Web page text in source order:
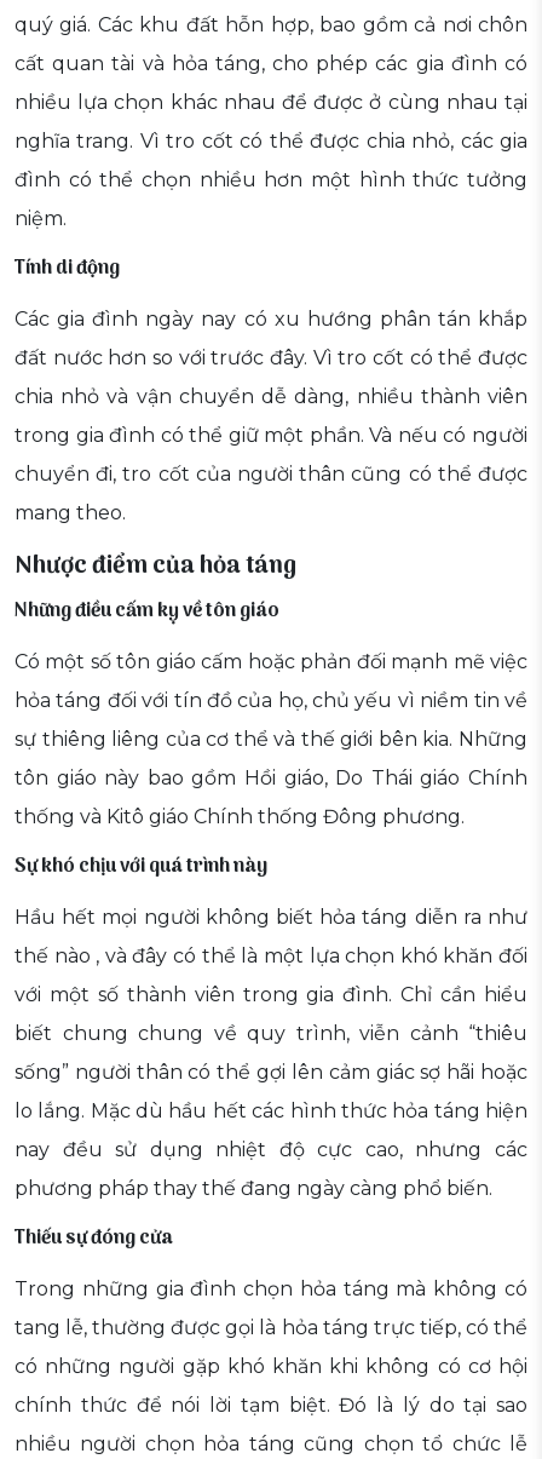
quý giá. Các khu đất hỗn hợp, bao gồm cả nơi chôn
cất quan tài và hỏa táng, cho phép các gia đình có
nhiều lựa chọn khác nhau để được ở cùng nhau tại
nghĩa trang. Vì tro cốt có thể được chia nhỏ, các gia
đình có thể chọn nhiều hơn một hình thức tưởng
niệm.
Tính di động
Các gia đình ngày nay có xu hướng phân tán khắp
đất nước hơn so với trước đây. Vì tro cốt có thể được
chia nhỏ và vận chuyển dễ dàng, nhiều thành viên
trong gia đình có thể giữ một phần. Và nếu có người
chuyển đi, tro cốt của người thân cũng có thể được
mang theo.
Nhược điểm của hỏa táng
Những điều cấm kỵ về tôn giáo
Có một số tôn giáo cấm hoặc phản đối mạnh mẽ việc
hỏa táng đối với tín đồ của họ, chủ yếu vì niềm tin về
sự thiêng liêng của cơ thể và thế giới bên kia. Những
tôn giáo này bao gồm Hồi giáo, Do Thái giáo Chính
thống và Kitô giáo Chính thống Đông phương.
Sự khó chịu với quá trình này
Hầu hết mọi người không biết hỏa táng diễn ra như
thế nào , và đây có thể là một lựa chọn khó khăn đối
với một số thành viên trong gia đình. Chỉ cần hiểu
biết chung chung về quy trình, viễn cảnh “thiêu
sống” người thân có thể gợi lên cảm giác sợ hãi hoặc
lo lắng. Mặc dù hầu hết các hình thức hỏa táng hiện
nay đều sử dụng nhiệt độ cực cao, nhưng các
phương pháp thay thế đang ngày càng phổ biến.
Thiếu sự đóng cửa
Trong những gia đình chọn hỏa táng mà không có
tang lễ, thường được gọi là hỏa táng trực tiếp, có thể
có những người gặp khó khăn khi không có cơ hội
chính thức để nói lời tạm biệt. Đó là lý do tại sao
nhiều người chọn hỏa táng cũng chọn tổ chức lễ